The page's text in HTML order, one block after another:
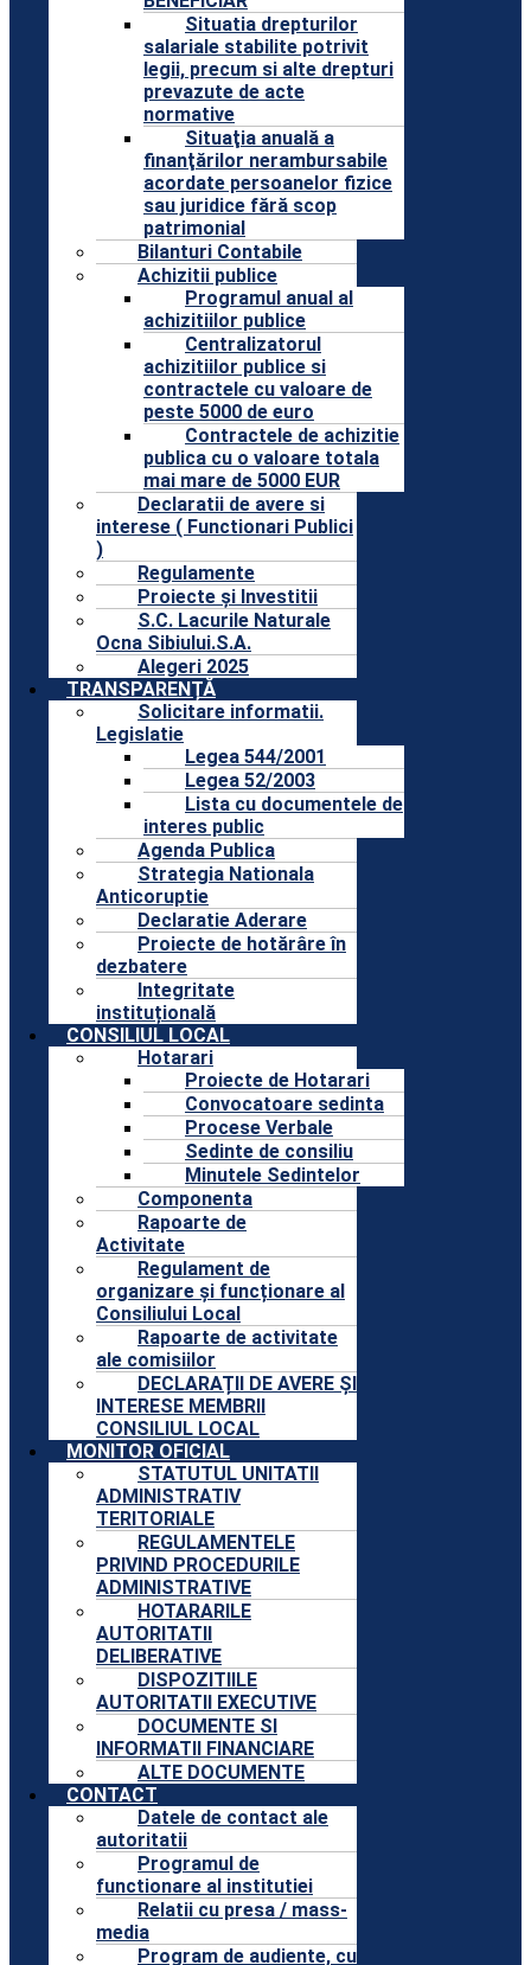
Situatia drepturilor
salariale stabilite potrivit
legii, precum si alte drepturi
prevazute de acte
normative
Situaţia anuală a
finanţărilor nerambursabile
acordate persoanelor fizice
sau juridice fără scop
patrimonial
Bilanturi Contabile
Achizitii publice
Programul anual al
achizitiilor publice
Centralizatorul
achizitiilor publice si
contractele cu valoare de
peste 5000 de euro
Contractele de achizitie
publica cu o valoare totala
mai mare de 5000 EUR
Declaratii de avere si
interese ( Functionari Publici
)
Regulamente
Proiecte și Investitii
S.C. Lacurile Naturale
Ocna Sibiului.S.A.
Alegeri 2025
TRANSPARENȚĂ
Solicitare informatii.
Legislatie
Legea 544/2001
Legea 52/2003
Lista cu documentele de
interes public
Agenda Publica
Strategia Nationala
Anticoruptie
Declaratie Aderare
Proiecte de hotărâre în
dezbatere
Integritate
instituțională
CONSILIUL LOCAL
Hotarari
Proiecte de Hotarari
Convocatoare sedinta
Procese Verbale
Sedinte de consiliu
Minutele Sedintelor
Componenta
Rapoarte de
Activitate
Regulament de
organizare și funcționare al
Consiliului Local
Rapoarte de activitate
ale comisiilor
DECLARAȚII DE AVERE ȘI
INTERESE MEMBRII
CONSILIUL LOCAL
MONITOR OFICIAL
STATUTUL UNITATII
ADMINISTRATIV
TERITORIALE
REGULAMENTELE
PRIVIND PROCEDURILE
ADMINISTRATIVE
HOTARARILE
AUTORITATII
DELIBERATIVE
DISPOZITIILE
AUTORITATII EXECUTIVE
DOCUMENTE SI
INFORMATII FINANCIARE
ALTE DOCUMENTE
CONTACT
Datele de contact ale
autoritatii
Programul de
functionare al institutiei
Relatii cu presa / mass-
media
Program de audiente, cu